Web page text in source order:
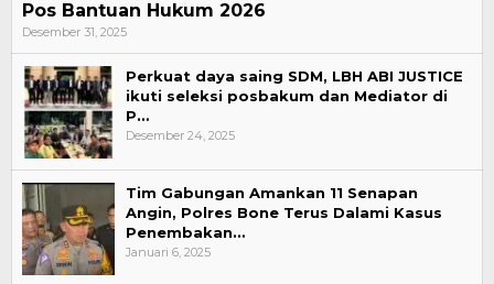
Pos Bantuan Hukum 2026
Desember 31, 2025
Perkuat daya saing SDM, LBH ABI JUSTICE
ikuti seleksi posbakum dan Mediator di
P…
Desember 24, 2025
Tim Gabungan Amankan 11 Senapan
Angin, Polres Bone Terus Dalami Kasus
Penembakan…
Januari 6, 2025